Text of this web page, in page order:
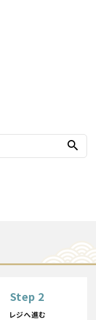
search
Step 2
レジへ進む